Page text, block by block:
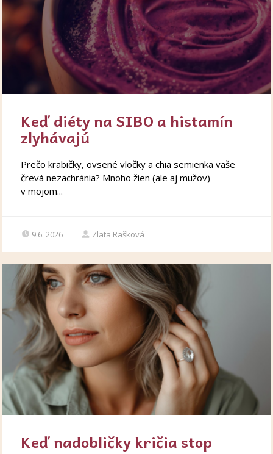
Keď diéty na SIBO a histamín
zlyhávajú
Prečo krabičky, ovsené vločky a chia semienka vaše
črevá nezachránia? Mnoho žien (ale aj mužov)
v mojom...
9.6. 2026 Zlata Rašková
Keď nadobličky kričia stop